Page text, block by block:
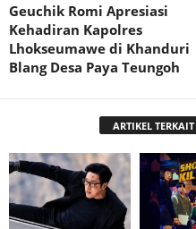
Geuchik Romi Apresiasi
Kehadiran Kapolres
Lhokseumawe di Khanduri
Blang Desa Paya Teungoh
ARTIKEL TERKAIT